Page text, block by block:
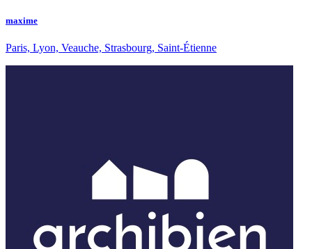
maxime
Paris, Lyon, Veauche, Strasbourg, Saint-Étienne